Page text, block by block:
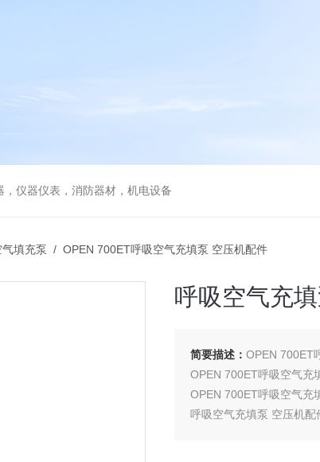
仪器仪表，消防器材，机电设备
气填充泵 / OPEN 700ET呼吸空气充填泵 空压机配件
呼吸空气充
简要描述： OPEN 700ET
OPEN 700ET呼吸空气充
OPEN 700ET呼吸空气充
呼吸空气充填泵 空压机配